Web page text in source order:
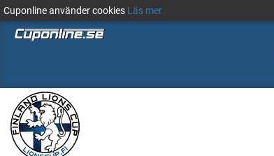
Cuponline använder cookies Läs mer